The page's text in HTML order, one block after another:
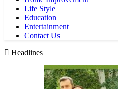
Life Style
Education
Entertainment
Contact Us
Headlines